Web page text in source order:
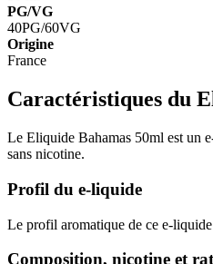
PG/VG
40PG/60VG
Origine
France
Caractéristiques du
Le Eliquide Bahamas 50ml est un
sans nicotine.
Profil du e-liquide
Le profil aromatique de ce e-
Composition, nicotine et